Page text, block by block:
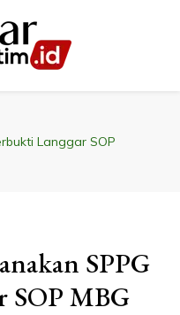
Langgar SOP
SPPG
SOP MBG